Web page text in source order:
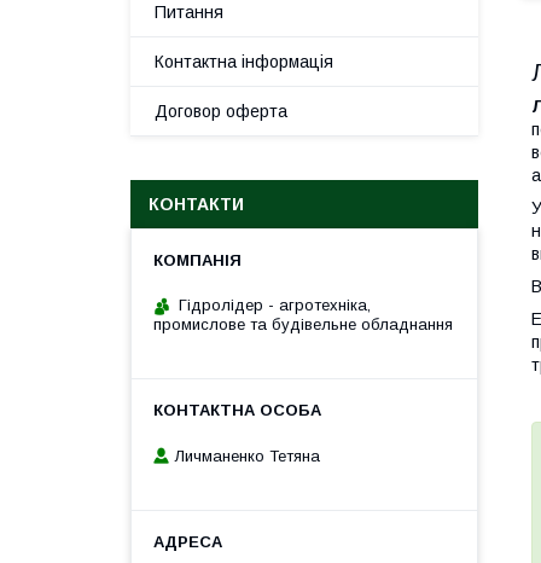
Питання
Контактна інформація
Договор оферта
КОНТАКТИ
Гідролідер - агротехніка,
промислове та будівельне обладнання
Личманенко Тетяна